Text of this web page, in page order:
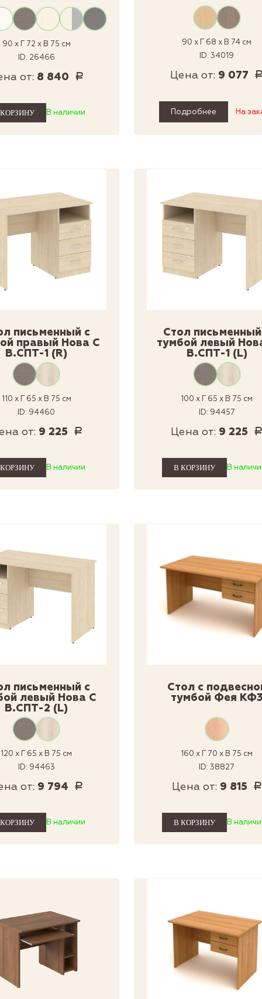
90 x Г 72 x В 75 см
ID: 26466
от: 8 840 Р
В наличии
90 x Г 68 x В 74 см
ID: 34019
Цена от: 9 077
Подробнее На
письменный с
правый Нова С
В.СПТ-1 (R)
110 x Г 65 x В 75 см
ID: 94460
от: 9 225 Р
В наличии
Стол
тумбой левый
В.СПТ-1 (L)
100 x Г 65 x В 75 см
ID: 94457
Цена от: 9 225
В
письменный с
левый Нова С
В.СПТ-2 (L)
120 x Г 65 x В 75 см
ID: 94463
от: 9 794 Р
В наличии
Стол с
тумбой Фея
160 x Г 70 x В 75 см
ID: 38827
Цена от: 9 815 Р
В